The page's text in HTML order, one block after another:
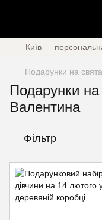
Київ —
Подарунки на свята
Подарунки
Валентина
Фільтр